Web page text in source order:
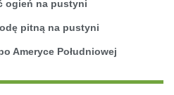
ogień na pustyni
pitną na pustyni
Ameryce Południowej